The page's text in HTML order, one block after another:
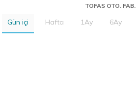
TOFAS OTO. FAB.
Gün içi Hafta 1Ay 6Ay